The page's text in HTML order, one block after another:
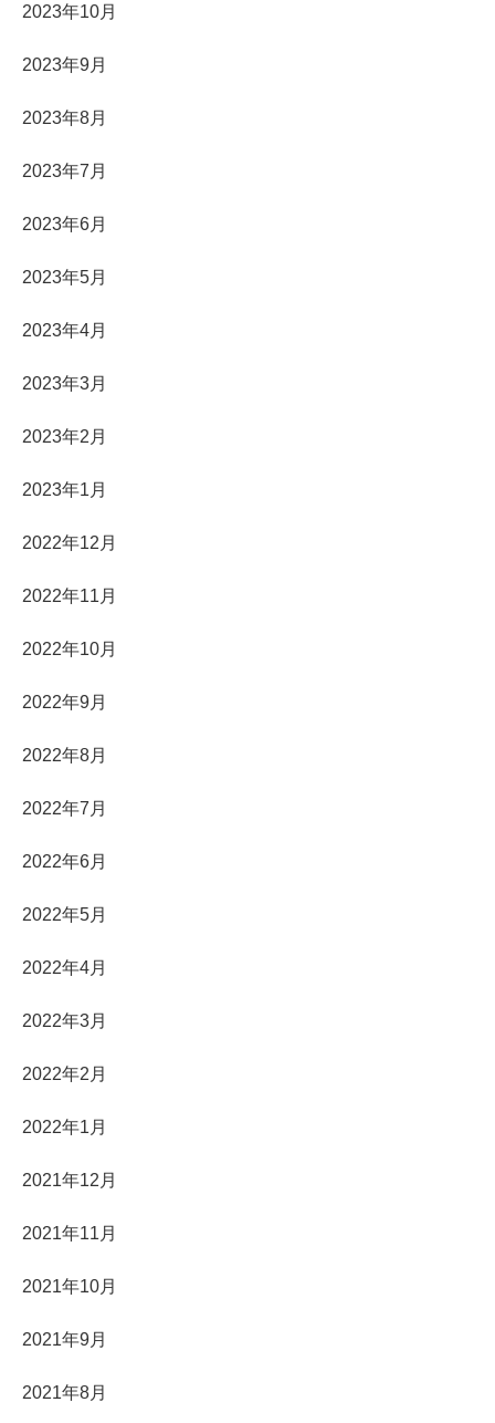
2023年10月
2023年9月
2023年8月
2023年7月
2023年6月
2023年5月
2023年4月
2023年3月
2023年2月
2023年1月
2022年12月
2022年11月
2022年10月
2022年9月
2022年8月
2022年7月
2022年6月
2022年5月
2022年4月
2022年3月
2022年2月
2022年1月
2021年12月
2021年11月
2021年10月
2021年9月
2021年8月